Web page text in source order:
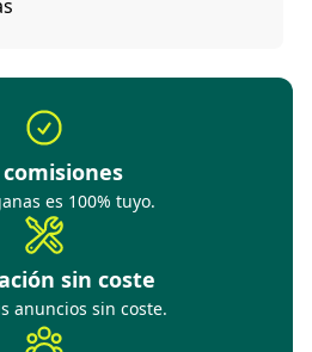
comisiones
es 100% tuyo.
sin coste
anuncios sin coste.